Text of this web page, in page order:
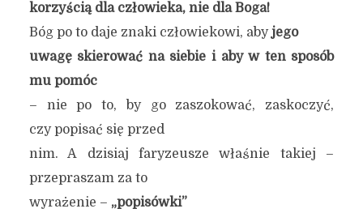
korzyścią dla człowieka, nie dla Boga!
Bóg po to daje znaki człowiekowi, aby jego
uwagę skierować na siebie i aby w ten sposób
mu pomóc
– nie po to, by go zaszokować, zaskoczyć,
czy popisać się przed
nim. A dzisiaj faryzeusze właśnie takiej –
przepraszam za to
wyrażenie – „popisówki”